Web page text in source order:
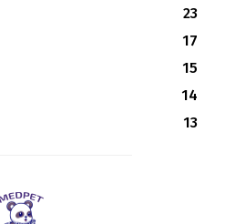
23
17
15
14
13